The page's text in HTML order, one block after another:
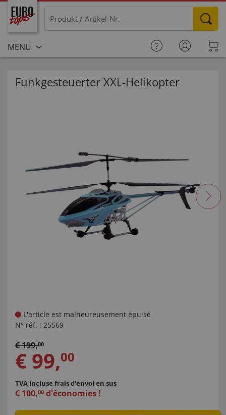
MENU
Funkgesteuerter XXL-Helikopter
L'article est malheureusement épuisé
N° réf. : 25569
€199,00
€ 99,00
TVA incluse frais d'envoi en sus
€ 100,00 d'économies !